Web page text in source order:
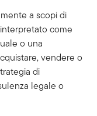
a scopi di
come
o una
vendere o
di
legale o